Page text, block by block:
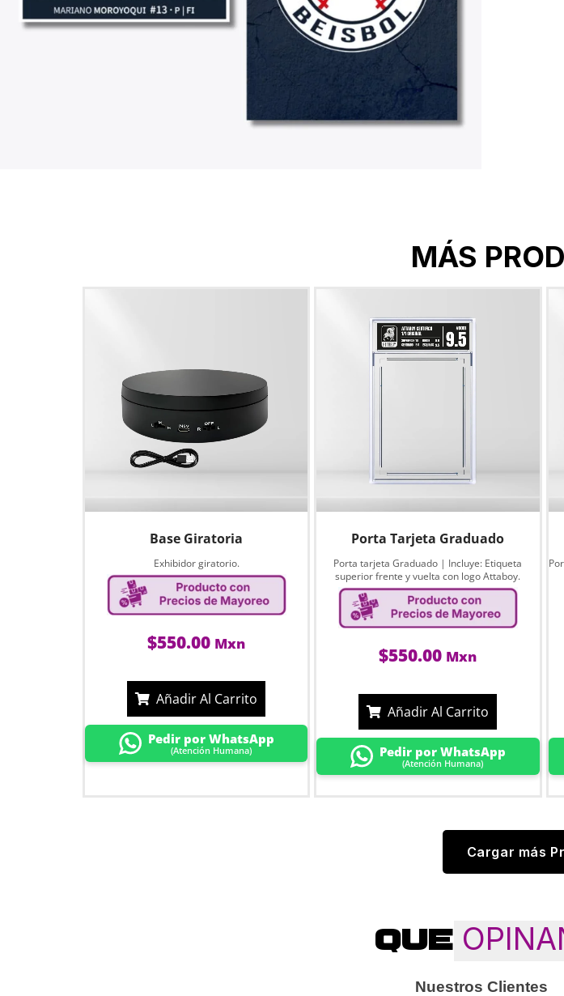
MÁS
Base Giratoria
Exhibidor giratorio.
$550.00 Mxn
Añadir Al Carrito
Pedir por WhatsApp
(Atención Humana)
Porta Tarjeta Graduado
Porta tarjeta Graduado | Incluye: Etiqueta
superior frente y vuelta con logo Attaboy.
$550.00 Mxn
Añadir Al Carrito
Pedir por WhatsApp
(Atención Humana)
Cargar más
QUE
Nuestros Clientes